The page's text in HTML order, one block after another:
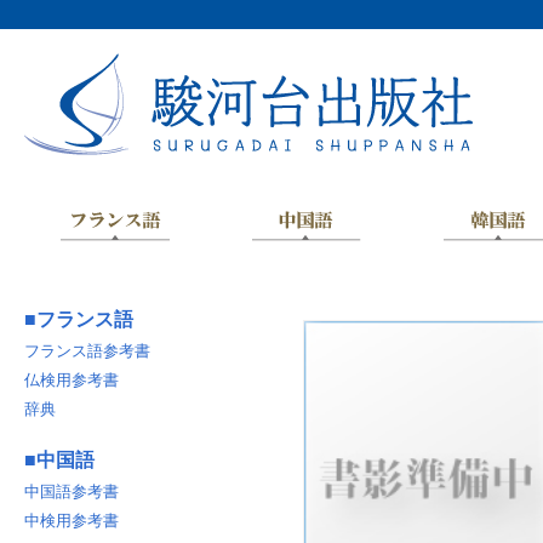
■フランス語
フランス語参考書
仏検用参考書
辞典
■中国語
中国語参考書
中検用参考書